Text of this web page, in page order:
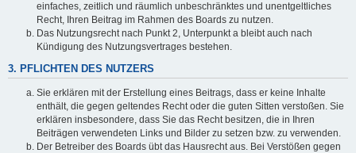
einfaches, zeitlich und räumlich unbeschränktes und unentgeltliches
Recht, Ihren Beitrag im Rahmen des Boards zu nutzen.
Das Nutzungsrecht nach Punkt 2, Unterpunkt a bleibt auch nach
Kündigung des Nutzungsvertrages bestehen.
3. PFLICHTEN DES NUTZERS
Sie erklären mit der Erstellung eines Beitrags, dass er keine Inhalte
enthält, die gegen geltendes Recht oder die guten Sitten verstoßen. Sie
erklären insbesondere, dass Sie das Recht besitzen, die in Ihren
Beiträgen verwendeten Links und Bilder zu setzen bzw. zu verwenden.
Der Betreiber des Boards übt das Hausrecht aus. Bei Verstößen gegen